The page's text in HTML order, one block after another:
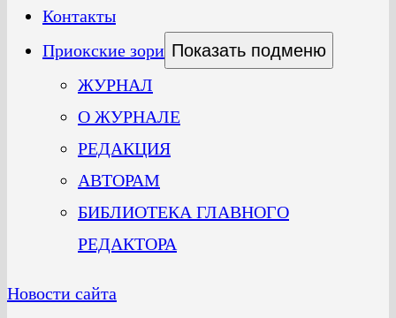
Контакты
Приокские зори Показать подменю
ЖУРНАЛ
О ЖУРНАЛЕ
РЕДАКЦИЯ
АВТОРАМ
БИБЛИОТЕКА ГЛАВНОГО
РЕДАКТОРА
Новости сайта